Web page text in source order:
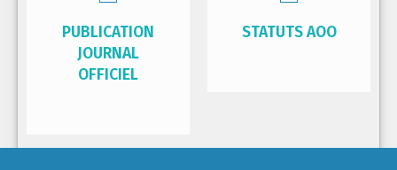
PUBLICATION
JOURNAL
OFFICIEL
STATUTS AOO